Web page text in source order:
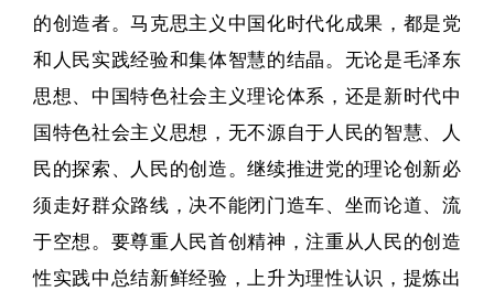
的创造者。马克思主义中国化时代化成果，都是党
和人民实践经验和集体智慧的结晶。无论是毛泽东
思想、中国特色社会主义理论体系，还是新时代中
国特色社会主义思想，无不源自于人民的智慧、人
民的探索、人民的创造。继续推进党的理论创新必
须走好群众路线，决不能闭门造车、坐而论道、流
于空想。要尊重人民首创精神，注重从人民的创造
性实践中总结新鲜经验，上升为理性认识，提炼出